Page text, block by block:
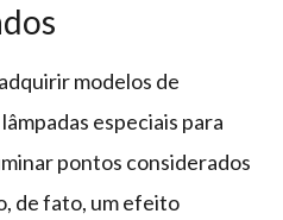
modelos de
especiais para
pontos considerados
de fato, um efeito